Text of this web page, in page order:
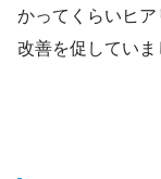
かってくらいヒ
改善を促していま